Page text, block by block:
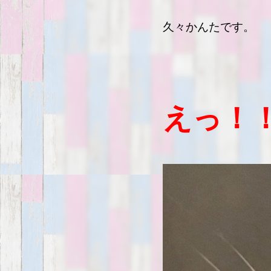
久々かんたです。
えっ！